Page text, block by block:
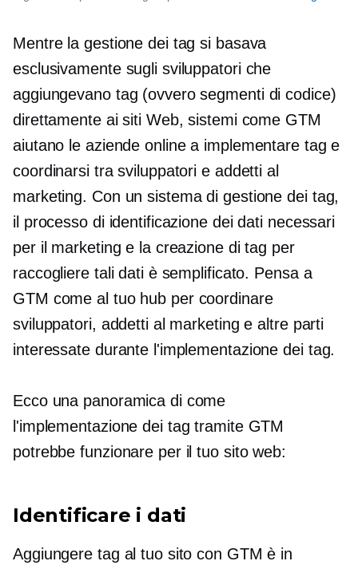
Mentre la gestione dei tag si basava
esclusivamente sugli sviluppatori che
aggiungevano tag (ovvero segmenti di codice)
direttamente ai siti Web, sistemi come GTM
aiutano le aziende online a implementare tag e
coordinarsi tra sviluppatori e addetti al
marketing. Con un sistema di gestione dei tag,
il processo di identificazione dei dati necessari
per il marketing e la creazione di tag per
raccogliere tali dati è semplificato. Pensa a
GTM come al tuo hub per coordinare
sviluppatori, addetti al marketing e altre parti
interessate durante l'implementazione dei tag.
Ecco una panoramica di come
l'implementazione dei tag tramite GTM
potrebbe funzionare per il tuo sito web:
Identificare i dati
Aggiungere tag al tuo sito con GTM è in